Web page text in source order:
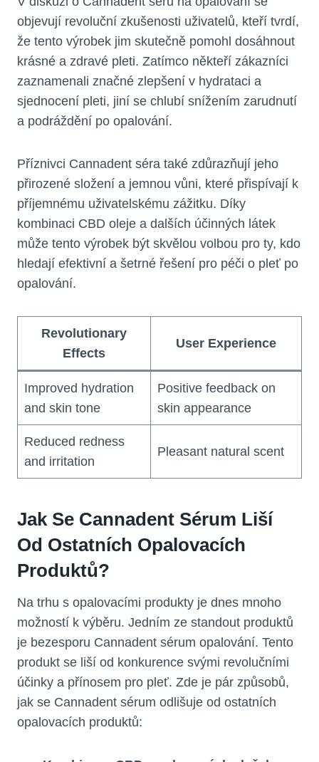
objevují revoluční zkušenosti uživatelů, kteří tvrdí,
že tento výrobek jim skutečně pomohl dosáhnout
krásné a zdravé pleti. Zatímco někteří zákazníci
zaznamenali značné zlepšení v hydrataci a
sjednocení pleti, jiní se chlubí snížením zarudnutí
a podráždění po opalování.
Příznivci Cannadent séra také zdůrazňují jeho
přirozené složení a jemnou vůni, které přispívají k
příjemnému uživatelskému zážitku. Díky
kombinaci CBD oleje a dalších účinných látek
může tento výrobek být skvělou volbou pro ty, kdo
hledají efektivní a šetrné řešení pro péči o pleť po
opalování.
Revolutionary
Effects
User Experience
Improved hydration
and skin tone
Positive feedback on
skin appearance
Reduced redness
and irritation
Pleasant natural scent
Jak Se Cannadent Sérum Liší
Od Ostatních Opalovacích
Produktů?
Na trhu s opalovacími produkty je dnes mnoho
možností k výběru. Jedním ze standout produktů
je bezesporu Cannadent sérum opalování. Tento
produkt se liší od konkurence svými revolučními
účinky a přínosem pro pleť. Zde je pár způsobů,
jak se Cannadent sérum odlišuje od ostatních
opalovacích produktů: